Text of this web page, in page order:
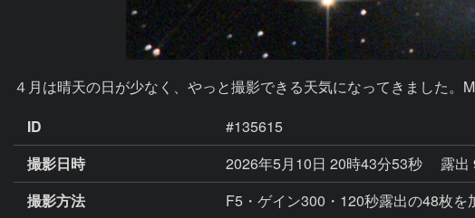
４月は晴天の日が少なく、やっと撮影できる天気になってきました
ID
#135615
撮影日時
2026年5月10日 20時43分53秒
露出
撮影方法
F5・ゲイン300・120秒露出の48枚を